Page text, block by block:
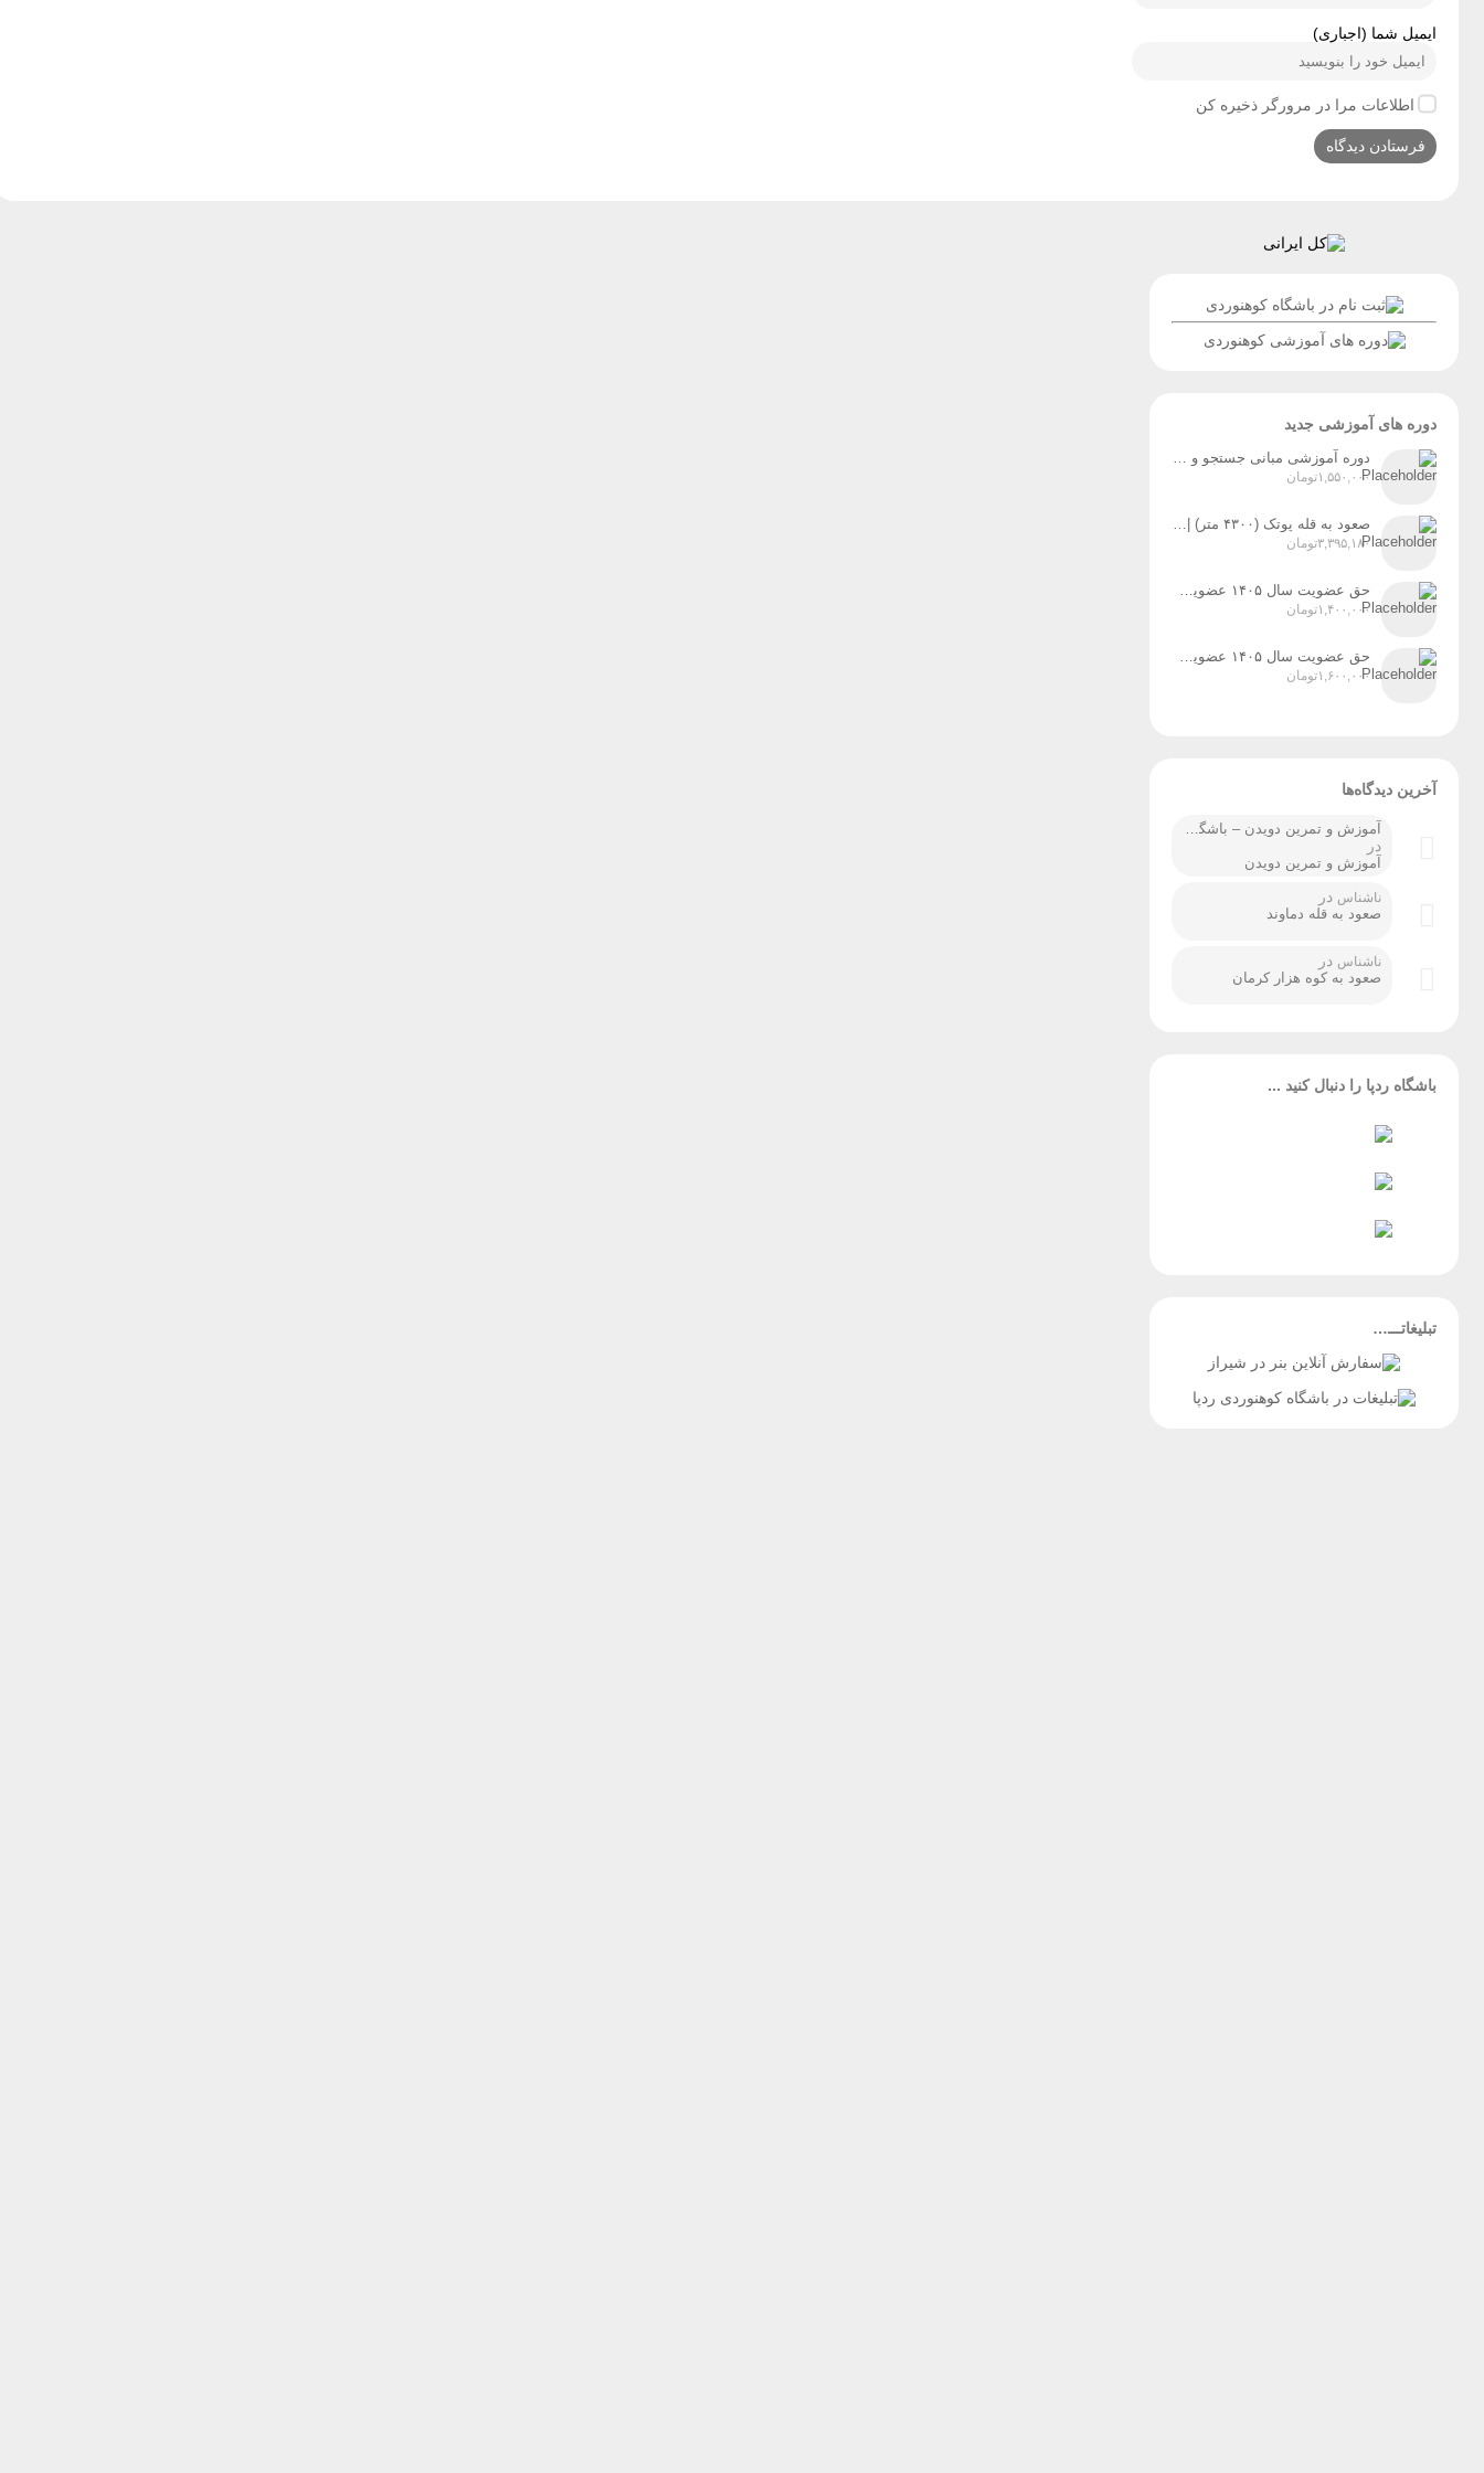
ایمیل شما (اجباری)
اطلاعات مرا در مرورگر ذخیره کن
دوره های آموزشی جدید
دوره آموزشی مبانی جستجو و نجات در کوهستان (ویژه آقایان و بانوان) زمان برگزاری: پنج‌شنبه و جمعه، ۸ و ۹ مردادماه
تومان۱,۵۵۰,۰۰۰
صعود به قله پوتک (۴۳۰۰ متر) | رشته‌کوه دنا زمان اجرا: ۳۱ تیر، ۱ و ۲ مردادماه ۱۴۰۵
تومان۳,۳۹۵,۱۸۰
حق عضویت سال ۱۴۰۵ عضویت رسمی پایه ۲
تومان۱,۴۰۰,۰۰۰
حق عضویت سال ۱۴۰۵ عضویت رسمی پایه ۳
تومان۱,۶۰۰,۰۰۰
آخرین دیدگاه‌ها
آموزش و تمرین دویدن – باشگاه کوهنوردی ردپا شیراز
در
آموزش و تمرین دویدن
ناشناس در
صعود به قله دماوند
ناشناس در
صعود به کوه هزار کرمان
باشگاه ردپا را دنبال کنید ...
تبلیغاتـــ…